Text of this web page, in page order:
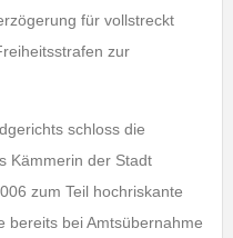
für vollstreckt
zur
schloss die
Kämmerin der Stadt
zum Teil hochriskante
bereits bei Amtsübernahme